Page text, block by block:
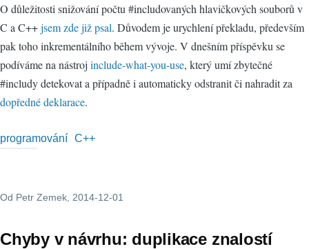
O důležitosti snižování počtu #includovaných hlavičkových souborů v
C a C++jsem zde již psal. Důvodem je urychlení překladu, především
pak toho inkrementálního během vývoje. V dnešním příspěvku se
podíváme na nástroj include-what-you-use, který umí zbytečné
#includy detekovat a případně i automaticky odstranit či nahradit za
dopředné deklarace.
programování C++
Od Petr Zemek , 2014-12-01
Chyby v návrhu: duplikace znalostí